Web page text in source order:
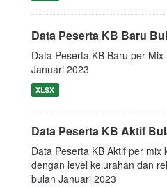
Data Peserta KB Baru
Data Peserta KB Baru per
Januari 2023
XLSX
Data Peserta KB Aktif
Data Peserta KB Aktif per mix
dengan level kelurahan dan
bulan Januari 2023